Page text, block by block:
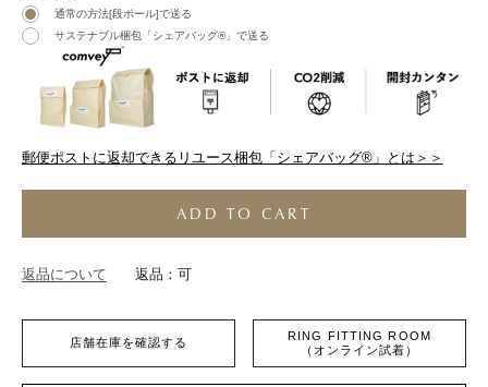
通常の方法[段ボール]で送る
サステナブル梱包「シェアバッグ®︎」で送る
郵便ポストに返却できるリユース梱包「シェアバッグ®︎」とは＞＞
ADD TO CART
返品について 返品：可
店舗在庫を確認する
RING FITTING ROOM
（オンライン試着）